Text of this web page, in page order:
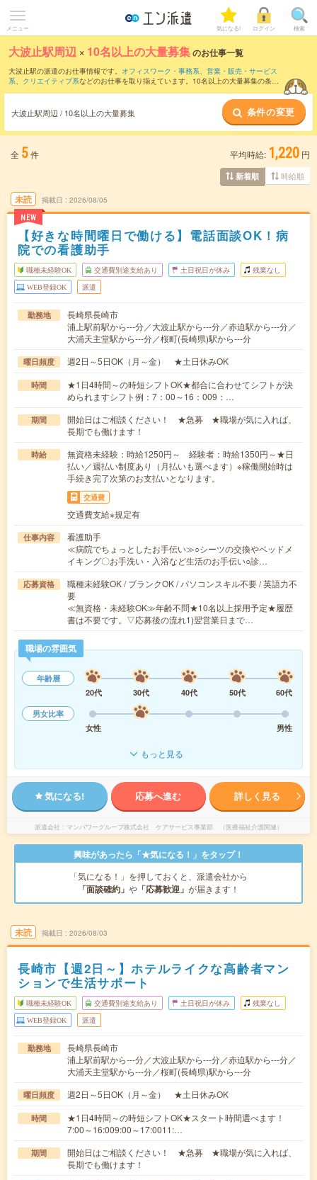
メニュー 気になる! ログイン 検索
大波止駅周辺 × 10名以上の大量募集のお仕事一覧
大波止駅の派遣のお仕事情報です。 オフィスワーク・事務系、 営業・販売・サービス
系、 クリエイティブ系などのお仕事を取り揃えています。10名以上の大量募集の条件
大波止駅周辺 / 10名以上の大量募集 条件の変更
全 5件 平均時給: 1,220 円
新着順 時給順
未読
NEW
掲載日 2026/08/05
【好きな時間曜日で働ける】電話面談OK！病
院での看護助手
職種未経験OK 交通費別途支給あり 土日祝日が休み 残業なし
WEB登録OK 派遣
勤務地
長崎県長崎市
浦上駅前駅から---分／大波止駅から---分／赤迫駅から---分／
大浦天主堂駅から---分／桜町(長崎県)駅から---分
曜日頻度 週2日～5日OK（月～金） ★土日休みOK
時間
★1日4時間～の時短シフトOK★都合に合わせてシフトが決
められますシフト例：7：00～16：009：…
期間
開始日はご相談ください！ ★急募 ★職場が気に入れば、
長期でも働けます！
時給
無資格未経験：時給1250円～ 経験者：時給1350円～★日
払い／週払い制度あり（月払いも選べます）※稼働開始時は
手続き完了次第のお支払いとなります。
交通費
交通費支給※規定有
仕事内容
看護助手
≪病院でちょっとしたお手伝い≫○シーツの交換やベッドメ
イキング〇お手洗い・入浴など生活のお手伝い○診…
応募資格
職種未経験OK / ブランクOK / パソコンスキル不要 / 英語力不
要
≪無資格・未経験OK≫年齢不問★10名以上採用予定★履歴
書は不要です。▽応募後の流れ1)翌営業日まで…
職場の雰囲気
年齢層
20代
30代 40代 50代
60代
男女比率
女性
男性
もっと見る
気になる! 応募へ進む 詳しく見る
派遣会社 マンパワーグループ株式会社 ケアサービス事業部 （医療福祉介護関連）
興味があったら「★気になる！」をタップ！
「気になる！」を押しておくと、派遣会社から
「面談確約」 や 「応募歓迎」 が届きます！
未読 掲載日 2026/08/03
長崎市【週2日～】ホテルライクな高齢者マン
ションで生活サポート
職種未経験OK 交通費別途支給あり 土日祝日が休み 残業なし
WEB登録OK 派遣
勤務地
長崎県長崎市
浦上駅前駅から---分／大波止駅から---分／赤迫駅から---分／
大浦天主堂駅から---分／桜町(長崎県)駅から---分
曜日頻度 週2日～5日OK（月～金） ★土日休みOK
時間
★1日4時間～の時短シフトOK★スタート時間選べます！
7:00～16:009:00～17:0011:…
期間
開始日はご相談ください！ ★急募 ★職場が気に入れば、
長期でも働けます！